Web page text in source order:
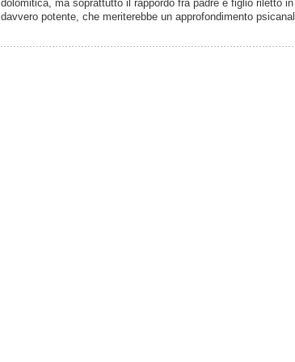
dolomitica, ma soprattutto il rappordo fra padre e figlio riletto
davvero potente, che meriterebbe un approfondimento